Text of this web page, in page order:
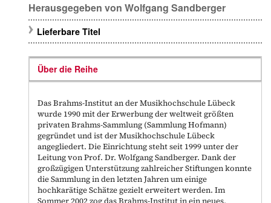
Herausgegeben von Wolfgang Sandberger
Lieferbare Titel
Über die Reihe
Das Brahms-Institut an der Musikhochschule Lübeck
wurde 1990 mit der Erwerbung der weltweit größten
privaten Brahms-Sammlung (Sammlung Hofmann)
gegründet und ist der Musikhochschule Lübeck
angegliedert. Die Einrichtung steht seit 1999 unter der
Leitung von Prof. Dr. Wolfgang Sandberger. Dank der
großzügigen Unterstützung zahlreicher Stiftungen konnte
die Sammlung in den letzten Jahren um einige
hochkarätige Schätze gezielt erweitert werden. Im